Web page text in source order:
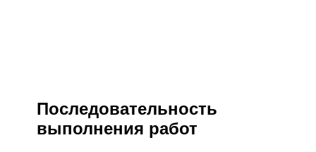
Последовательность
выполнения работ